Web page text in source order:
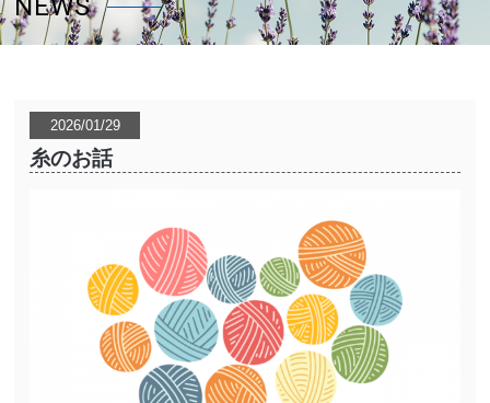
NEWS
2026/01/29
糸のお話